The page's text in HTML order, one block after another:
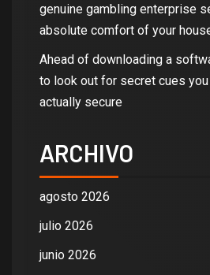
genuine gambling enterprise
absolute comfort of your
Ahead of downloading a
to look out for secret cues
actually secure
ARCHIVO
agosto 2026
julio 2026
junio 2026